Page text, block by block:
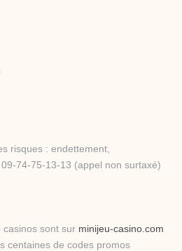
risques : endettement,
74-75-13-13 (appel non surtaxé)
casinos sont sur minijeu-casino.com
centaines de codes promos